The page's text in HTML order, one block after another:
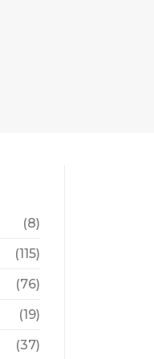
(8)
(115)
(76)
(19)
(37)